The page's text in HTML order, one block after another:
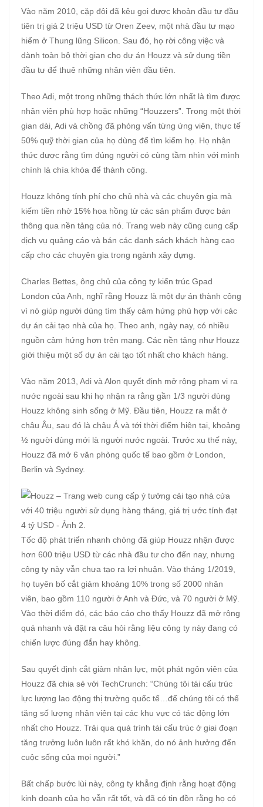
Vào năm 2010, cặp đôi đã kêu gọi được khoản đầu tư đầu
tiên trị giá 2 triệu USD từ Oren Zeev, một nhà đầu tư mạo
hiểm ở Thung lũng Silicon. Sau đó, họ rời công việc và
dành toàn bộ thời gian cho dự án Houzz và sử dụng tiền
đầu tư để thuê những nhân viên đầu tiên.
Theo Adi, một trong những thách thức lớn nhất là tìm được
nhân viên phù hợp hoặc những “Houzzers”. Trong một thời
gian dài, Adi và chồng đã phỏng vấn từng ứng viên, thực tế
50% quỹ thời gian của họ dùng để tìm kiếm họ. Họ nhận
thức được rằng tìm đúng người có cùng tầm nhìn với mình
chính là chìa khóa để thành công.
Houzz không tính phí cho chủ nhà và các chuyên gia mà
kiếm tiền nhờ 15% hoa hồng từ các sản phẩm được bán
thông qua nền tảng của nó. Trang web này cũng cung cấp
dịch vụ quảng cáo và bán các danh sách khách hàng cao
cấp cho các chuyên gia trong ngành xây dựng.
Charles Bettes, ông chủ của công ty kiến trúc Gpad
London của Anh, nghĩ rằng Houzz là một dự án thành công
vì nó giúp người dùng tìm thấy cảm hứng phù hợp với các
dự án cải tạo nhà của họ. Theo anh, ngày nay, có nhiều
nguồn cảm hứng hơn trên mạng. Các nền tảng như Houzz
giới thiệu một số dự án cải tạo tốt nhất cho khách hàng.
Vào năm 2013, Adi và Alon quyết định mở rộng phạm vi ra
nước ngoài sau khi họ nhận ra rằng gần 1/3 người dùng
Houzz không sinh sống ở Mỹ. Đầu tiên, Houzz ra mắt ở
châu Âu, sau đó là châu Á và tới thời điểm hiện tại, khoảng
½ người dùng mới là người nước ngoài. Trước xu thế này,
Houzz đã mở 6 văn phòng quốc tế bao gồm ở London,
Berlin và Sydney.
Tốc độ phát triển nhanh chóng đã giúp Houzz nhận được
hơn 600 triệu USD từ các nhà đầu tư cho đến nay, nhưng
công ty này vẫn chưa tạo ra lợi nhuận. Vào tháng 1/2019,
họ tuyên bố cắt giảm khoảng 10% trong số 2000 nhân
viên, bao gồm 110 người ở Anh và Đức, và 70 người ở Mỹ.
Vào thời điểm đó, các báo cáo cho thấy Houzz đã mở rộng
quá nhanh và đặt ra câu hỏi rằng liệu công ty này đang có
chiến lược đúng đắn hay không.
Sau quyết định cắt giảm nhân lực, một phát ngôn viên của
Houzz đã chia sẻ với TechCrunch: “Chúng tôi tái cấu trúc
lực lượng lao động thị trường quốc tế…để chúng tôi có thể
tăng số lượng nhân viên tại các khu vực có tác động lớn
nhất cho Houzz. Trải qua quá trình tái cấu trúc ở giai đoạn
tăng trưởng luôn luôn rất khó khăn, do nó ảnh hưởng đến
cuộc sống của mọi người.”
Bất chấp bước lùi này, công ty khẳng định rằng hoạt động
kinh doanh của họ vẫn rất tốt, và đã có tin đồn rằng họ có